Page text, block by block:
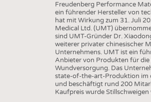
Freudenberg Performance
ein führender Hersteller von
hat mit Wirkung zum 31. Juli
Medical Ltd. (UMT)
sind UMT-Gründer Dr.
weiterer privater chinesischer
Unternehmens. UMT ist ein
Anbieter von Produkten für die
Wundversorgung. Das
state-of-the-art-Produktion im
und beschäftigt rund 200
Kaufpreis wurde